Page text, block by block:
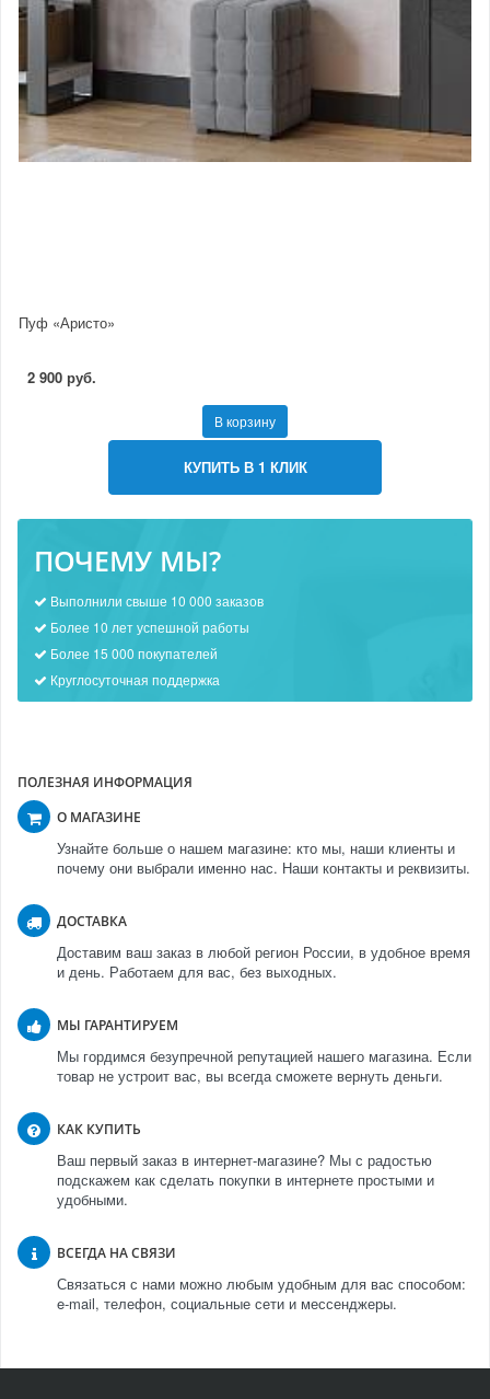
Пуф «Аристо»
2 900 руб.
В корзину
КУПИТЬ В 1 КЛИК
ПОЧЕМУ МЫ?
Выполнили свыше 10 000 заказов
Более 10 лет успешной работы
Более 15 000 покупателей
Круглосуточная поддержка
ПОЛЕЗНАЯ ИНФОРМАЦИЯ
О МАГАЗИНЕ
Узнайте больше о нашем магазине: кто мы, наши клиенты и
почему они выбрали именно нас. Наши контакты и реквизиты.
ДОСТАВКА
Доставим ваш заказ в любой регион России, в удобное время
и день. Работаем для вас, без выходных.
МЫ ГАРАНТИРУЕМ
Мы гордимся безупречной репутацией нашего магазина. Если
товар не устроит вас, вы всегда сможете вернуть деньги.
КАК КУПИТЬ
Ваш первый заказ в интернет-магазине? Мы с радостью
подскажем как сделать покупки в интернете простыми и
удобными.
ВСЕГДА НА СВЯЗИ
Связаться с нами можно любым удобным для вас способом:
e-mail, телефон, социальные сети и мессенджеры.